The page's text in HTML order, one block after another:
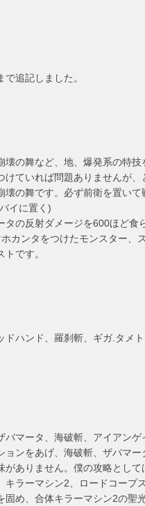
追記しました。
壊の舞など、地、爆発系の特技
けていれば問題ありませんが、
壊の舞です。必ず前衛を置い
イに置く)
タの反射ダメージを600ほど食
カンタをつけたモンスター、
です。
ドハンド、羅刹斬、ギガ.タメ
バマータ、海破斬、アイアン
ョンをあげ、海破斬、ザバマ
がありません。僕の攻略として
キラーマシン2、ロードコープ
固め、合体キラーマシン2の聖